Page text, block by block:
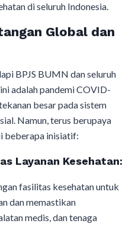
di seluruh Indonesia.
Global dan
BPJS BUMN dan seluruh
adalah pandemi COVID-
besar pada sistem
Namun, terus berupaya
beberapa inisiatif:
Layanan Kesehatan:
fasilitas kesehatan untuk
dan memastikan
medis, dan tenaga